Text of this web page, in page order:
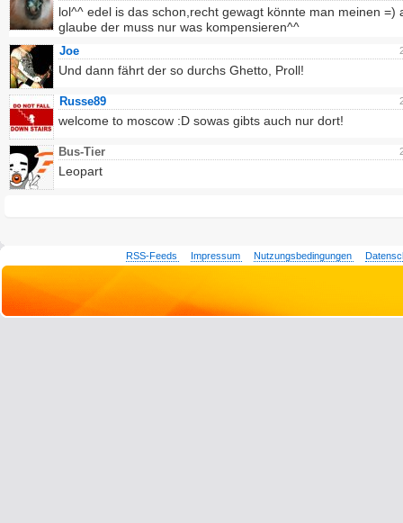
lol^^ edel is das schon,recht gewagt könnte man meinen =)
glaube der muss nur was kompensieren^^
Joe
Und dann fährt der so durchs Ghetto, Proll!
Russe89
welcome to moscow :D sowas gibts auch nur dort!
Bus-Tier
Leopart
RSS-Feeds Impressum Nutzungsbedingungen